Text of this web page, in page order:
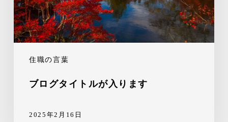
住職の言葉
ブログタイトルが入ります
2025年2月16日